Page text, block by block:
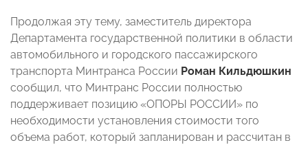
Продолжая эту тему, заместитель директора
Департамента государственной политики в области
автомобильного и городского пассажирского
транспорта Минтранса России Роман Кильдюшкин
сообщил, что Минтранс России полностью
поддерживает позицию «ОПОРЫ РОССИИ» по
необходимости установления стоимости того
объема работ, который запланирован и рассчитан в